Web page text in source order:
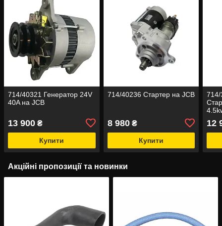
714/40321 Генератор 24V
40A на JCB
13 900 ₴
Купити
714/40236 Стартер на JCB
8 980₴
Купити
12
Акційні пропозиції та новинки